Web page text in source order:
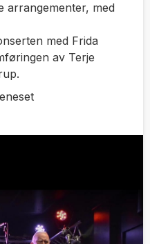
arrangementer, med
med Frida
av Terje